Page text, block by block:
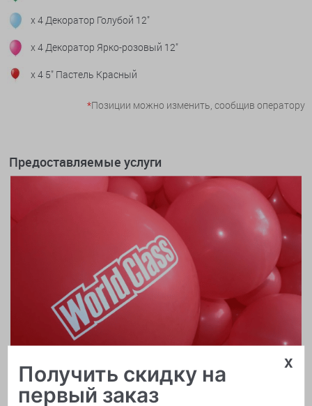
x 4 Декоратор Голубой 12"
x 4 Декоратор Ярко-розовый 12"
x 4 5" Пастель Красный
*Позиции можно изменить, сообщив оператору
Предоставляемые услуги
x
Получить скидку на
первый заказ